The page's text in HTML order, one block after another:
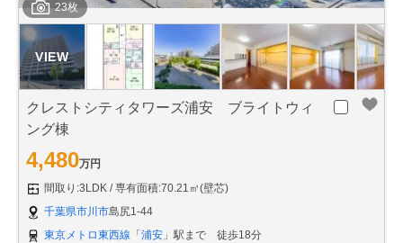
23枚
クレストシティタワーズ浦安 ブライトウィ
ング棟
4,480万円
間取り:3LDK
専有面積:70.21㎡(壁芯)
千葉県市川市島尻1-44
東京メトロ東西線 「 浦安 」駅まで 徒歩18分